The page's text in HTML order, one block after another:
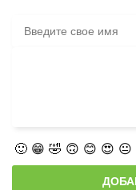
🙂 😁 🤣 🙃 😊 😍 😐